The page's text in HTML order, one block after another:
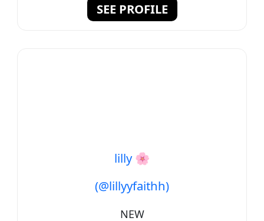
SEE PROFILE
lilly 🌸
(@lillyyfaithh)
NEW